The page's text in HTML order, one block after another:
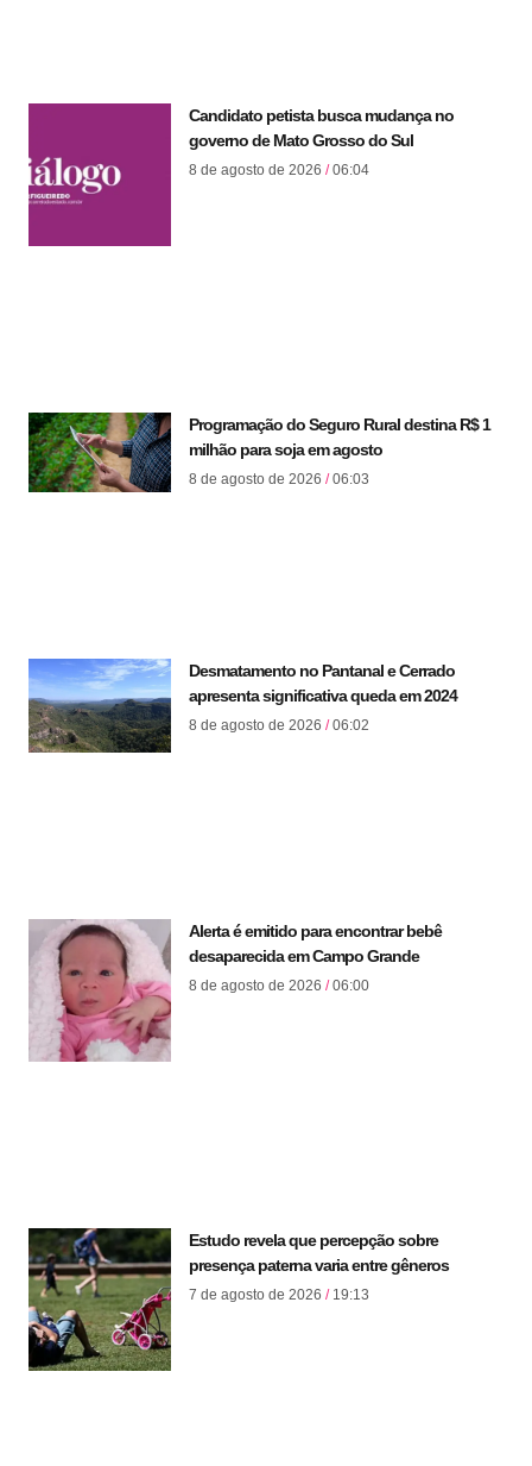
Candidato petista busca mudança no
governo de Mato Grosso do Sul
8 de agosto de 2026 06:04
Programação do Seguro Rural destina R$ 1
milhão para soja em agosto
8 de agosto de 2026 06:03
Desmatamento no Pantanal e Cerrado
apresenta significativa queda em 2024
8 de agosto de 2026 06:02
Alerta é emitido para encontrar bebê
desaparecida em Campo Grande
8 de agosto de 2026 06:00
Estudo revela que percepção sobre
presença paterna varia entre gêneros
7 de agosto de 2026 19:13